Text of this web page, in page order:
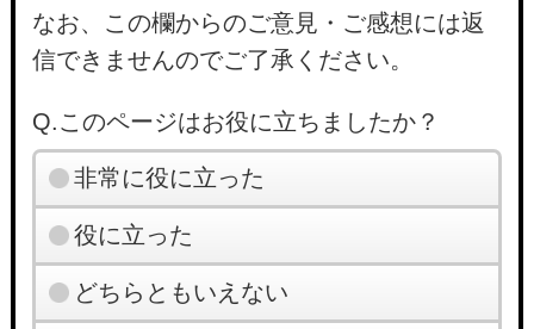
なお、この欄からのご意見・ご感想には返
信できませんのでご了承ください。
Q.このページはお役に立ちましたか？
非常に役に立った
役に立った
どちらともいえない